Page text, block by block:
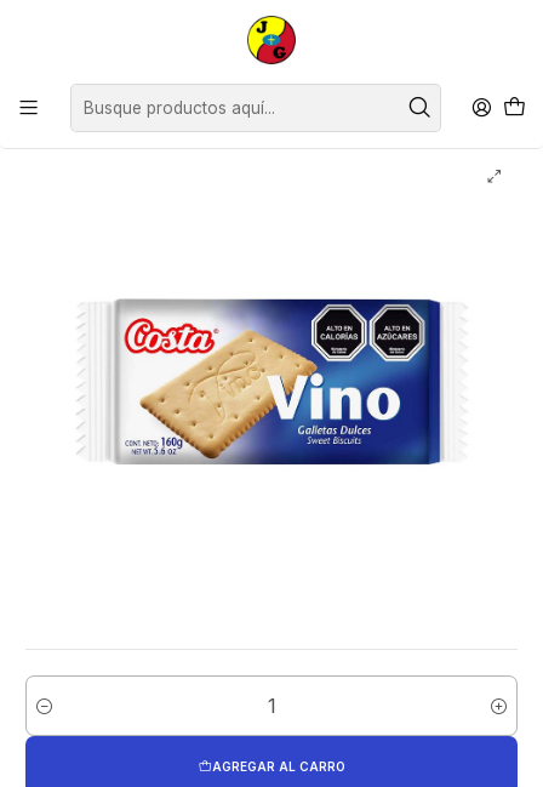
Disponible sólo Retiro en Tienda Osorno.
Supermercado Galletas y Queques
Galleta Vino Costa ( 4 x 160 G )
Cantidad
AGREGAR AL CARRO